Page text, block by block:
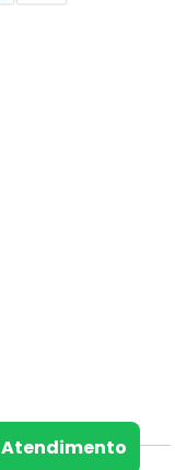
Atendimento